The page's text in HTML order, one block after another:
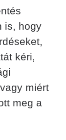
is, hogy
kéri,
miért
meg a